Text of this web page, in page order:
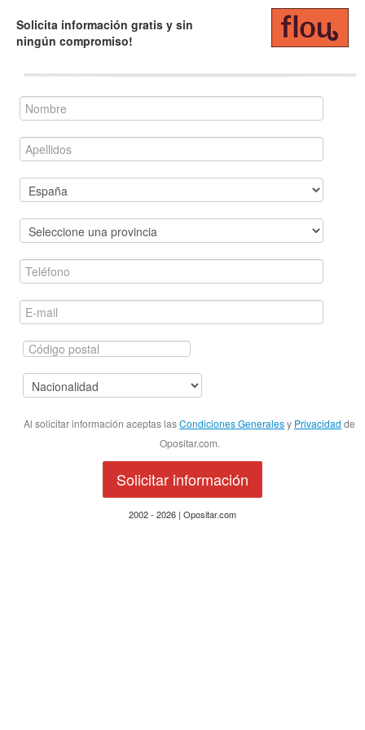
Solicita información gratis y sin
ningún compromiso!
Al solicitar información aceptas lasCondiciones Generalesy Privacidad de
Opositar.com.
Solicitar información
2002 - 2026 | Opositar.com